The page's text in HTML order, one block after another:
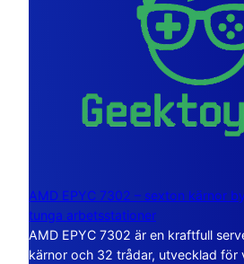
AMD EPYC 7302 – sexton kärnor
tunga arbetsstationer
AMD EPYC 7302 är en kraftfull
kärnor och 32 trådar, utvecklad för